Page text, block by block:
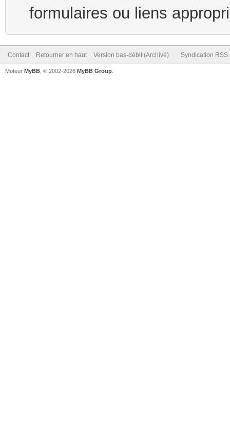
formulaires ou liens
Contact Retourner en haut Version bas-débit (Archivé) Syndication RSS
Moteur MyBB , © 2002-2026 MyBB Group